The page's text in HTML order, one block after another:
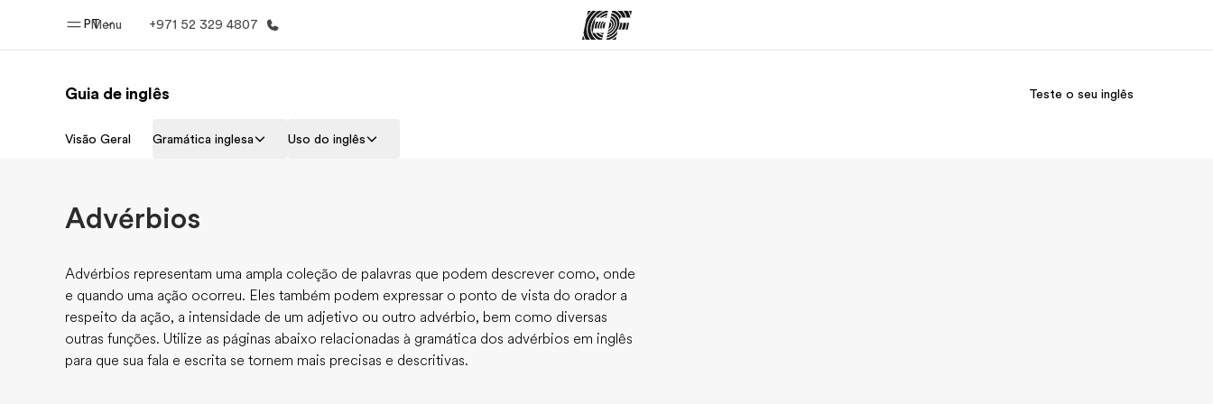
Menu
PT +971 52 329 4807
Início Programas
Guia de inglês Teste o seu inglês
Visão Geral Gramática inglesa Uso do inglês
Advérbios
Advérbios representam uma ampla coleção de palavras que podem descrever como, onde
e quando uma ação ocorreu. Eles também podem expressar o ponto de vista do orador a
respeito da ação, a intensidade de um adjetivo ou outro advérbio, bem como diversas
outras funções. Utilize as páginas abaixo relacionadas à gramática dos advérbios em inglês
para que sua fala e escrita se tornem mais precisas e descritivas.